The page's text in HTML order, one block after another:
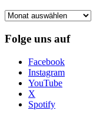
Frühere
Folge uns auf
Facebook
Instagram
YouTube
X
Spotify